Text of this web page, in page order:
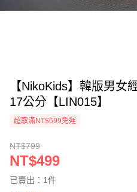
【NikoKids】韓版男女
17公分【LIN015】
超取滿NT$699免運
NT$799
NT$499
已賣出：1件